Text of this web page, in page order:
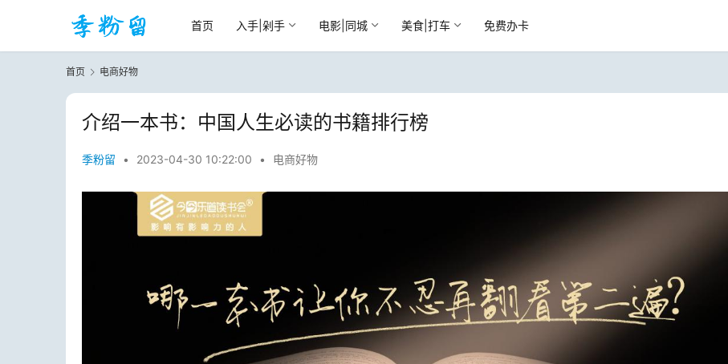
首页 入手|剁手 电影|同城 美食|打车 免费办卡
首页 电商好物
介绍一本书：中国人生必读的书籍排行榜
季粉留 • 2023-04-30 10:22:00 • 电商好物